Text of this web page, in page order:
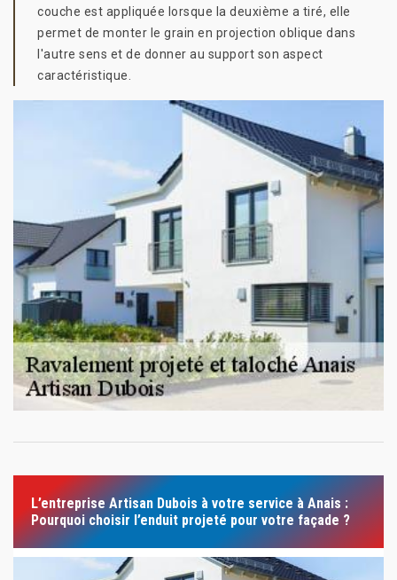
couche est appliquée lorsque la deuxième a tiré, elle
permet de monter le grain en projection oblique dans
l'autre sens et de donner au support son aspect
caractéristique.
L’entreprise Artisan Dubois à votre service à Anais :
Pourquoi choisir l’enduit projeté pour votre façade ?